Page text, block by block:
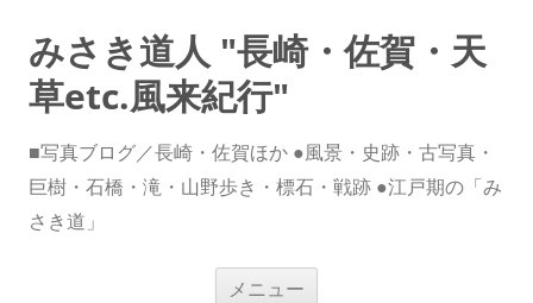
みさき道人 "長崎・佐賀・天
草etc.風来紀行"
■写真ブログ／長崎・佐賀ほか ●風景・史跡・古写真・
巨樹・石橋・滝・山野歩き・標石・戦跡 ●江戸期の「み
さき道」
メニュー